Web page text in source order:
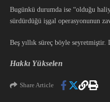
Bugünkü durumda ise “olduğu
sürdürdüğü işgal operasyonunun
Beş yıllık süreç böyle
Hakkı Yükselen
Share Article